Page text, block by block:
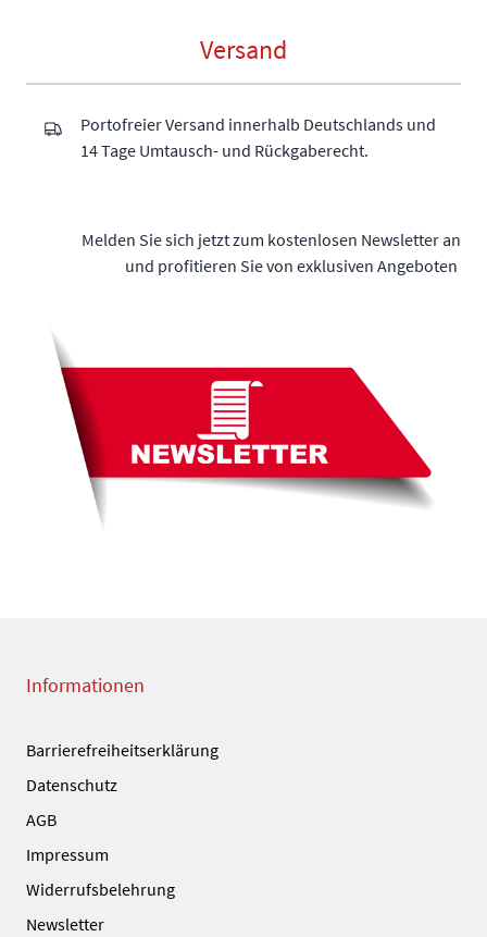
Versand
Portofreier Versand innerhalb Deutschlands und
14 Tage Umtausch- und Rückgaberecht.
Melden Sie sich jetzt zum kostenlosen Newsletter an
und profitieren Sie von exklusiven Angeboten
Informationen
Barrierefreiheitserklärung
Datenschutz
AGB
Impressum
Widerrufsbelehrung
Newsletter